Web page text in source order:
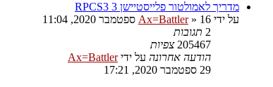
מדריך לאמולטור פלייסטיישן 3 RPCS3
על ידי
Ax=Battler» 16 ספטמבר 2020, 11:04
2 תגובות
205467 צפיות
הודעה אחרונה על ידיAx=Battler
29 ספטמבר 2020, 17:21